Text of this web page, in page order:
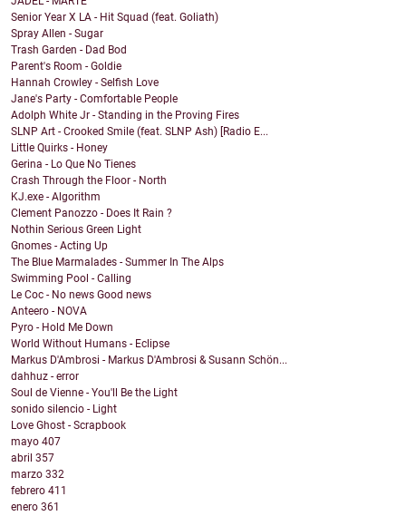
Senior Year X LA - Hit Squad (feat. Goliath)
Spray Allen - Sugar
Trash Garden - Dad Bod
Parent's Room - Goldie
Hannah Crowley - Selfish Love
Jane's Party - Comfortable People
Adolph White Jr - Standing in the Proving Fires
SLNP Art - Crooked Smile (feat. SLNP Ash) [Radio E...
Little Quirks - Honey
Gerina - Lo Que No Tienes
Crash Through the Floor - North
KJ.exe - Algorithm
Clement Panozzo - Does It Rain ?
Nothin Serious Green Light
Gnomes - Acting Up
The Blue Marmalades - Summer In The Alps
Swimming Pool - Calling
Le Coc - No news Good news
Anteero - NOVA
Pyro - Hold Me Down
World Without Humans - Eclipse
Markus D'Ambrosi - Markus D'Ambrosi & Susann Schön...
dahhuz - error
Soul de Vienne - You'll Be the Light
sonido silencio - Light
Love Ghost - Scrapbook
mayo 407
abril 357
marzo 332
febrero 411
enero 361